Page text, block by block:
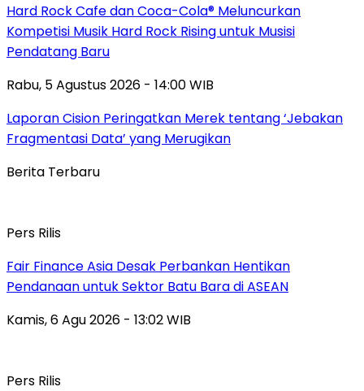
Hard Rock Cafe dan Coca-Cola® Meluncurkan
Kompetisi Musik Hard Rock Rising untuk Musisi
Pendatang Baru
Rabu, 5 Agustus 2026 - 14:00 WIB
Laporan Cision Peringatkan Merek tentang ‘Jebakan
Fragmentasi Data’ yang Merugikan
Berita Terbaru
Pers Rilis
Fair Finance Asia Desak Perbankan Hentikan
Pendanaan untuk Sektor Batu Bara di ASEAN
Kamis, 6 Agu 2026 - 13:02 WIB
Pers Rilis